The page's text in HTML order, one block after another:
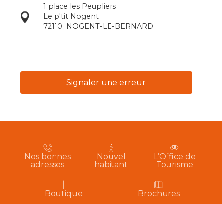
1 place les Peupliers
Le p'tit Nogent
72110
NOGENT-LE-BERNARD
Signaler une erreur
Nos bonnes
adresses
Nouvel
habitant
L’Office de
Tourisme
Boutique Brochures